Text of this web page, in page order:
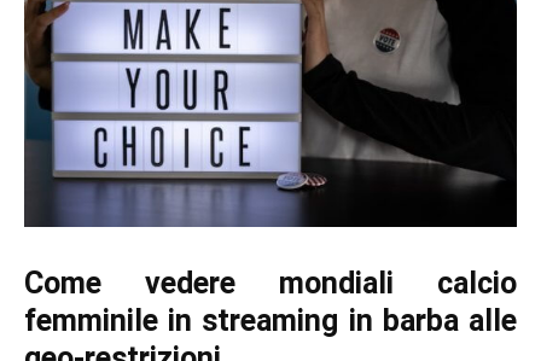
Come vedere mondiali calcio
femminile in streaming in barba alle